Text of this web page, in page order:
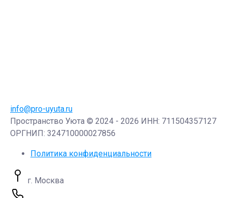
info@pro-uyuta.ru
Пространство Уюта © 2024 - 2026 ИНН: 711504357127
ОРГНИП: 324710000027856
Политика конфиденциальности
г. Москва